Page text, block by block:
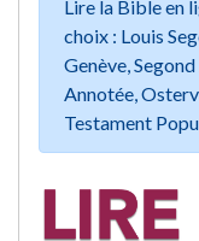
Lire la Bible en
choix : Louis
Genève,
Annotée,
Testament